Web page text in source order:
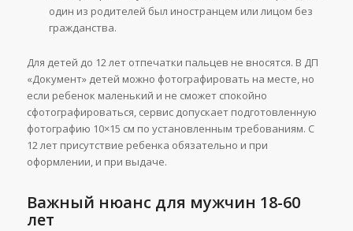
один из родителей был иностранцем или лицом без
гражданства.
Для детей до 12 лет отпечатки пальцев не вносятся. В ДП
«Документ» детей можно фотографировать на месте, но
если ребенок маленький и не сможет спокойно
сфотографироваться, сервис допускает подготовленную
фотографию 10×15 см по установленным требованиям. С
12 лет присутствие ребенка обязательно и при
оформлении, и при выдаче.
Важный нюанс для мужчин 18-60
лет